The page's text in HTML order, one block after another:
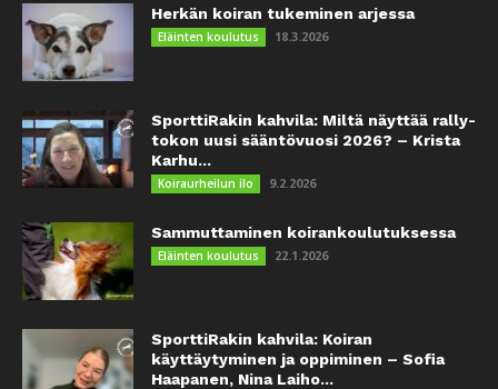
Herkän koiran tukeminen arjessa
Eläinten koulutus 18.3.2026
SporttiRakin kahvila: Miltä näyttää rally-
tokon uusi sääntövuosi 2026? – Krista
Karhu...
Koiraurheilun ilo 9.2.2026
Sammuttaminen koirankoulutuksessa
Eläinten koulutus 22.1.2026
SporttiRakin kahvila: Koiran
käyttäytyminen ja oppiminen – Sofia
Haapanen, Nina Laiho...